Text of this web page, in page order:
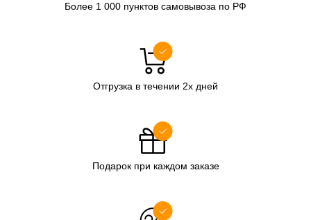
Более 1 000 пунктов самовывоза по РФ
Отгрузка в течении 2х дней
Подарок при каждом заказе